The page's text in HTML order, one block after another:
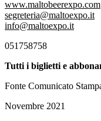
www.maltobeerexpo.com
segreteria@maltoexpo.it
info@maltoexpo.it
051758758
Tutti i biglietti e
Fonte Comunicato
Novembre 2021